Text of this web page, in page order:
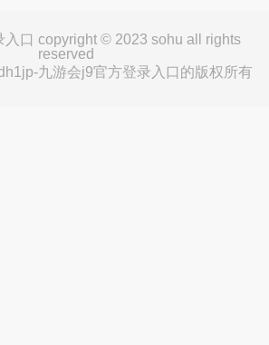
入口 copyright © 2023 sohu all rights
reserved
九游会j9官方登录入口的版权所有